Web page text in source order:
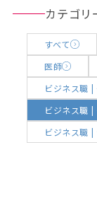
カテゴリ
すべて
医師
ビジネス職 |
ビジネス職
ビジネス職